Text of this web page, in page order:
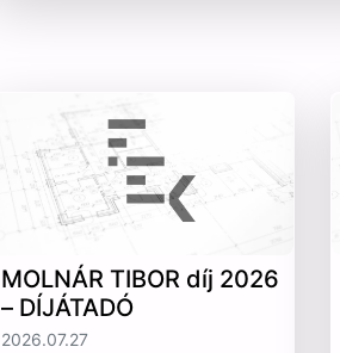
MOLNÁR TIBOR díj 2026
– DÍJÁTADÓ
2026.07.27